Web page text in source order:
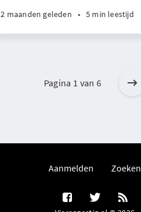
2 maanden geleden • 5 min leestijd
Pagina 1 van 6
Aanmelden Zoeken